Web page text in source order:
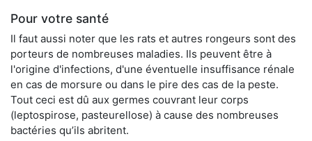
Pour votre santé
Il faut aussi noter que les rats et autres rongeurs sont des
porteurs de nombreuses maladies. Ils peuvent être à
l'origine d'infections, d'une éventuelle insuffisance rénale
en cas de morsure ou dans le pire des cas de la peste.
Tout ceci est dû aux germes couvrant leur corps
(leptospirose, pasteurellose) à cause des nombreuses
bactéries qu’ils abritent.